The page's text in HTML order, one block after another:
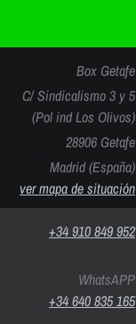
Box Getafe
C/ Sindicalismo 3 y 5
(Pol ind Los Olivos)
28906 Getafe
Madrid (España)
ver mapa de situación
+34 910 849 952
WhatsAPP
+34 640 835 165